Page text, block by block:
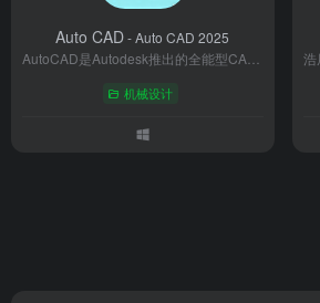
Auto CAD- Auto CAD 2025
机械设计